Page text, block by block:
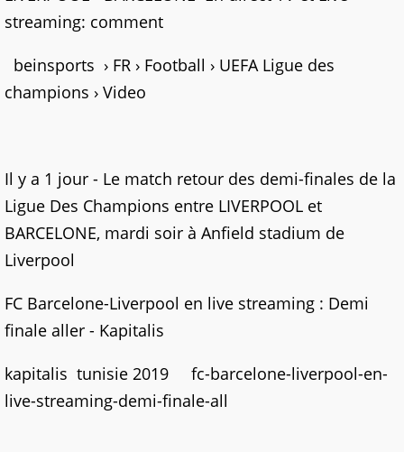
streaming: comment
beinsports › FR › Football › UEFA Ligue des
champions › Video
Il y a 1 jour - Le match retour des demi-finales de la
Ligue Des Champions entre LIVERPOOL et
BARCELONE, mardi soir à Anfield stadium de
Liverpool
FC Barcelone-Liverpool en live streaming : Demi
finale aller - Kapitalis
kapitalis tunisie 2019 fc-barcelone-liverpool-en-
live-streaming-demi-finale-all